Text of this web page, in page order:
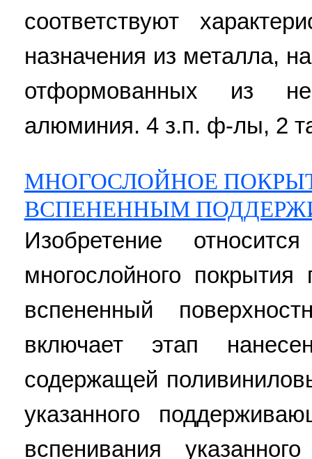
соответствуют
назначения из металла,
отформованных из
алюминия. 4 з.п. ф-лы, 2
МНОГОСЛОЙНОЕ
ВСПЕНЕННЫМ
Изобретение
многослойного
вспененный
включает этап
содержащей
указанного
вспенивания